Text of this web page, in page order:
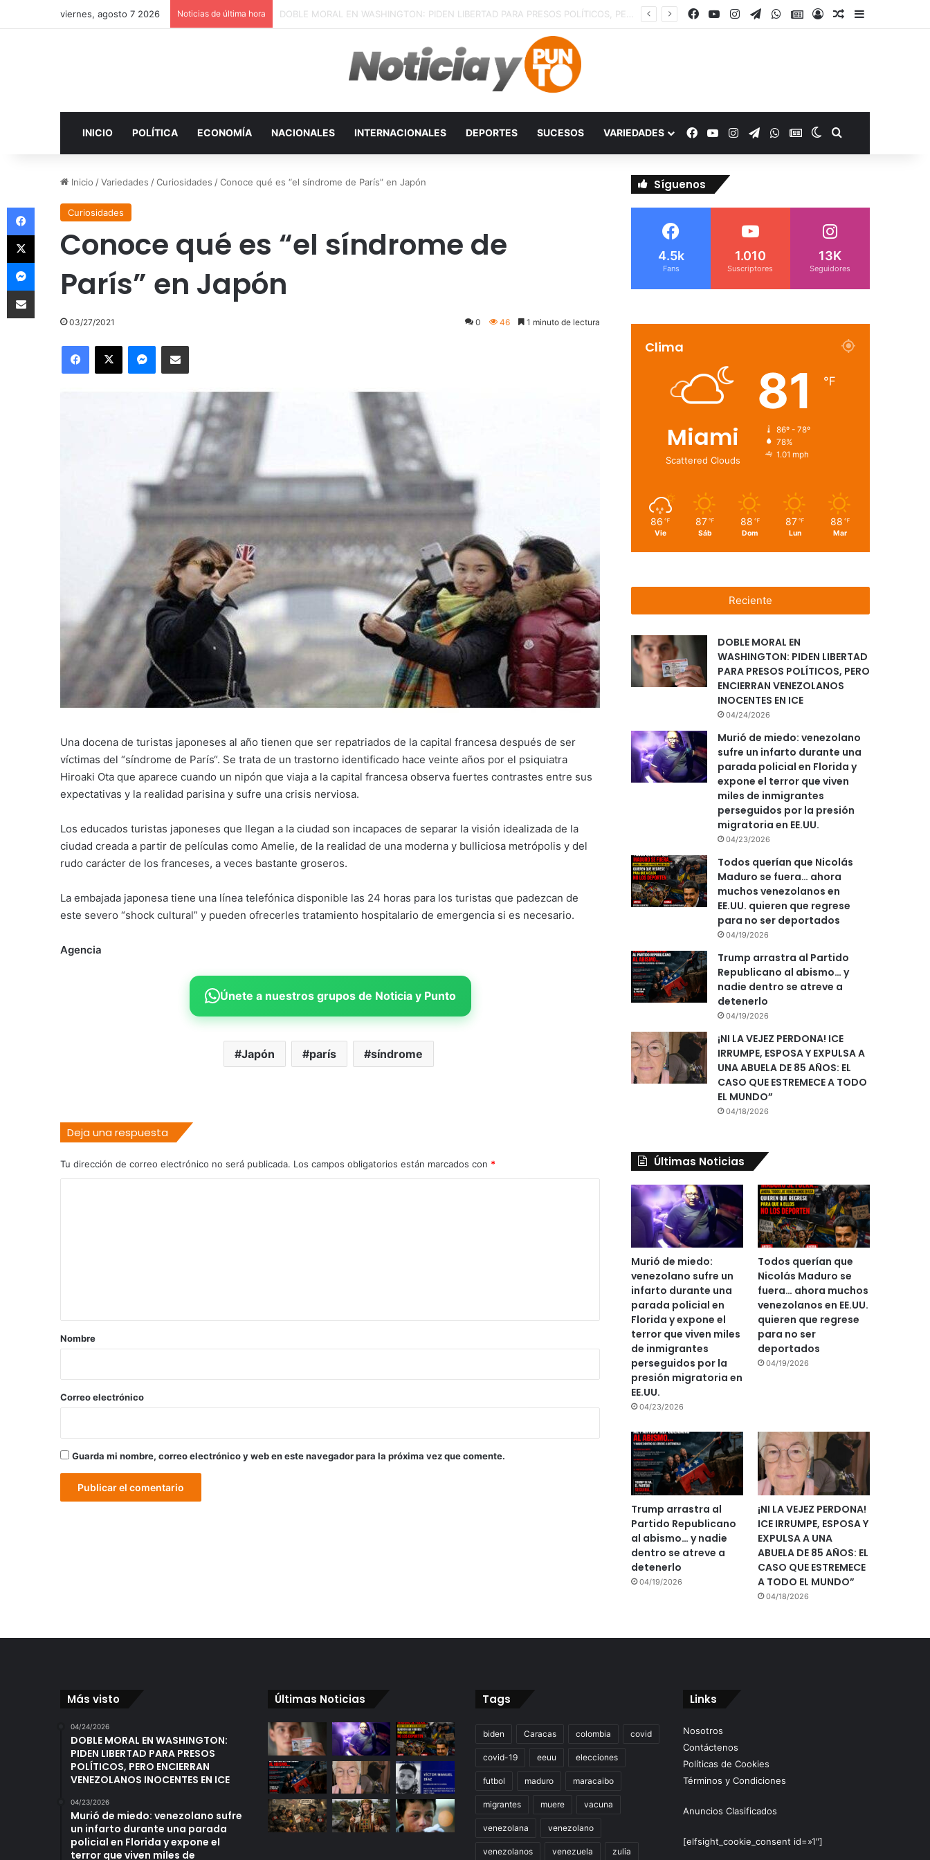
viernes, agosto 7 2026 Noticias de última hora Facebook
YouTubeInstagram
TelegramWhatsApp
Google Noticias
AccesoPublicación al
Barra lateral
INICIO POLÍTICA ECONOMÍA NACIONALES INTERNACIONALES DEPORTES SUCESOS VARIEDADES Facebook
YouTubeInstagram
Telegram
WhatsApp
Google Noticias
Switch skin
Inicio /Variedades /Curiosidades /Conoce qué es “el síndrome de París” en Japón
Curiosidades
Conoce qué es “el síndrome de
París” en Japón
03/27/2021 0 46 1 minuto de lectura
Facebook
X MessengerCompartir por correo electrónico
Una docena de turistas japoneses al año tienen que ser repatriados de la capital francesa después de ser
víctimas del “síndrome de París“. Se trata de un trastorno identificado hace veinte años por el psiquiatra
Hiroaki Ota que aparece cuando un nipón que viaja a la capital francesa observa fuertes contrastes entre sus
expectativas y la realidad parisina y sufre una crisis nerviosa.
Los educados turistas japoneses que llegan a la ciudad son incapaces de separar la visión idealizada de la
ciudad creada a partir de películas como Amelie, de la realidad de una moderna y bulliciosa metrópolis y del
rudo carácter de los franceses, a veces bastante groseros.
La embajada japonesa tiene una línea telefónica disponible las 24 horas para los turistas que padezcan de
este severo “shock cultural” y pueden ofrecerles tratamiento hospitalario de emergencia si es necesario.
Agencia
Únete a nuestros grupos de Noticia y Punto
Japón parís síndrome
Deja una respuesta
Tu dirección de correo electrónico no será publicada. Los campos obligatorios están marcados con *
r
*
Nombre
Correo electrónico
Guarda mi nombre, correo electrónico y web en este navegador para la próxima vez que comente.
Síguenos
4.5k
Fans
1.010
Suscriptores
13K
Seguidores
Clima
Miami
Scattered Clouds
81 ℉
86º - 78º
78%
1.01 mph
86 ℉
Vie
87 ℉
Sáb
88 ℉
Dom
87 ℉
Lun
88 ℉
Mar
Reciente
DOBLE MORAL EN
WASHINGTON: PIDEN LIBERTAD
PARA PRESOS POLÍTICOS, PERO
ENCIERRAN VENEZOLANOS
INOCENTES EN ICE
04/24/2026
Murió de miedo: venezolano
sufre un infarto durante una
parada policial en Florida y
expone el terror que viven
miles de inmigrantes
perseguidos por la presión
migratoria en EE.UU.
04/23/2026
Todos querían que Nicolás
Maduro se fuera… ahora
muchos venezolanos en
EE.UU. quieren que regrese
para no ser deportados
04/19/2026
Trump arrastra al Partido
Republicano al abismo… y
nadie dentro se atreve a
detenerlo
04/19/2026
¡NI LA VEJEZ PERDONA! ICE
IRRUMPE, ESPOSA Y EXPULSA A
UNA ABUELA DE 85 AÑOS: EL
CASO QUE ESTREMECE A TODO
EL MUNDO”
04/18/2026
Últimas Noticias
Murió de miedo:
venezolano sufre un
infarto durante una
parada policial en
Florida y expone el
terror que viven miles
de inmigrantes
perseguidos por la
presión migratoria en
EE.UU.
04/23/2026
Todos querían que
Nicolás Maduro se
fuera… ahora muchos
venezolanos en EE.UU.
quieren que regrese
para no ser
deportados
04/19/2026
Trump arrastra al
Partido Republicano
al abismo… y nadie
dentro se atreve a
detenerlo
04/19/2026
¡NI LA VEJEZ PERDONA!
ICE IRRUMPE, ESPOSA Y
EXPULSA A UNA
ABUELA DE 85 AÑOS: EL
CASO QUE ESTREMECE
A TODO EL MUNDO”
04/18/2026
Más visto
04/24/2026
DOBLE MORAL EN WASHINGTON:
PIDEN LIBERTAD PARA PRESOS
POLÍTICOS, PERO ENCIERRAN
VENEZOLANOS INOCENTES EN ICE
04/23/2026
Murió de miedo: venezolano sufre
un infarto durante una parada
policial en Florida y expone el
terror que viven miles de
Últimas Noticias Tags
biden Caracas colombia covid
covid-19 eeuu elecciones
futbol maduro maracaibo
migrantes muere vacuna
venezolana venezolano
venezolanos venezuela zulia
Links
Nosotros
Contáctenos
Políticas de Cookies
Términos y Condiciones
Anuncios Clasificados
[elfsight_cookie_consent id=»1″]
Facebook
X
Messenger
Compartir por correo electrónico